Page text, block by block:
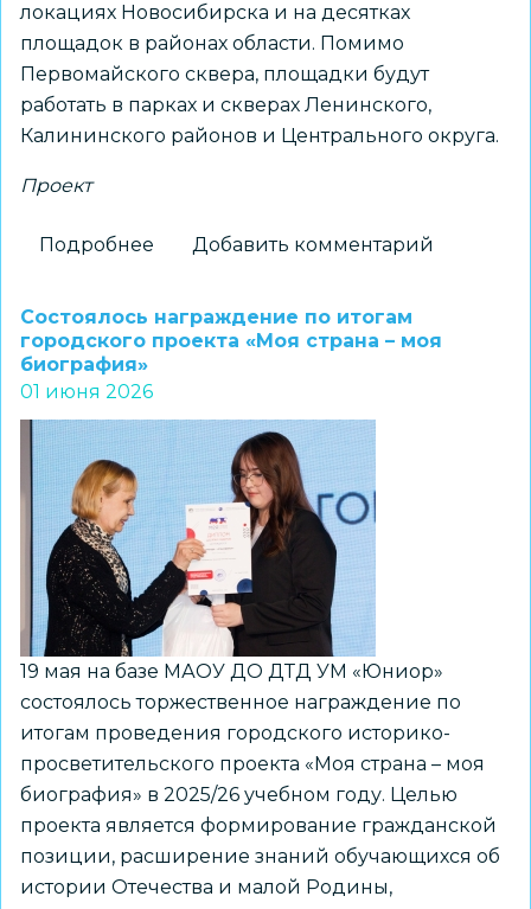
локациях Новосибирска и на десятках
площадок в районах области. Помимо
Первомайского сквера, площадки будут
работать в парках и скверах Ленинского,
Калининского районов и Центрального округа.
Проект
Подробнее
стартует
«Библиотека
траве»:
книги,
спектакли
и
авторские
открытки
—
прямо
под
открытым
небом
Добавить комментарий
Состоялось награждение по итогам
городского проекта «Моя страна – моя
биография»
01 июня 2026
19 мая на базе МАОУ ДО ДТД УМ «Юниор»
состоялось торжественное награждение по
итогам проведения городского историко-
просветительского проекта «Моя страна – моя
биография» в 2025/26 учебном году. Целью
проекта является формирование гражданской
позиции, расширение знаний обучающихся об
истории Отечества и малой Родины,